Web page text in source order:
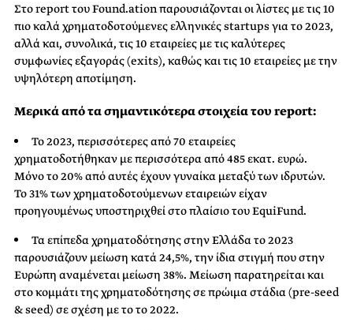
Στο report του Found.ation παρουσιάζονται οι λίστες με τις 10
πιο καλά χρηματοδοτούμενες ελληνικές startups για το 2023,
αλλά και, συνολικά, τις 10 εταιρείες με τις καλύτερες
συμφωνίες εξαγοράς (exits), καθώς και τις 10 εταιρείες με την
υψηλότερη αποτίμηση.
Μερικά από τα σημαντικότερα στοιχεία του report:
Το 2023, περισσότερες από 70 εταιρείες
χρηματοδοτήθηκαν με περισσότερα από 485 εκατ. ευρώ.
Μόνο το 20% από αυτές έχουν γυναίκα μεταξύ των ιδρυτών.
Το 31% των χρηματοδοτούμενων εταιρειών είχαν
προηγουμένως υποστηριχθεί στο πλαίσιο του EquiFund.
Τα επίπεδα χρηματοδότησης στην Ελλάδα το 2023
παρουσιάζουν μείωση κατά 24,5%, την ίδια στιγμή που στην
Ευρώπη αναμένεται μείωση 38%. Μείωση παρατηρείται και
στο κομμάτι της χρηματοδότησης σε πρώιμα στάδια (pre-seed
& seed) σε σχέση με το το 2022.